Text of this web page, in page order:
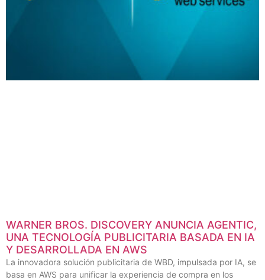
WARNER BROS. DISCOVERY ANUNCIA AGENTIC,
UNA TECNOLOGÍA PUBLICITARIA BASADA EN IA
Y DESARROLLADA EN AWS
La innovadora solución publicitaria de WBD, impulsada por IA, se
basa en AWS para unificar la experiencia de compra en los